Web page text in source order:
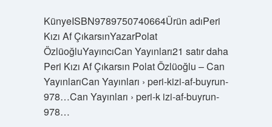
KünyeISBN9789750740664Ürün adıPeri
Kızı Af ÇıkarsınYazarPolat
ÖzlüoğluYayıncıCan Yayınları21 satır daha
Peri Kızı Af Çıkarsın Polat Özlüoğlu – Can
YayınlarıCan Yayınları › peri-kizi-af-buyrun-
978…Can Yayınları › peri-k izi-af-buyrun-
978…